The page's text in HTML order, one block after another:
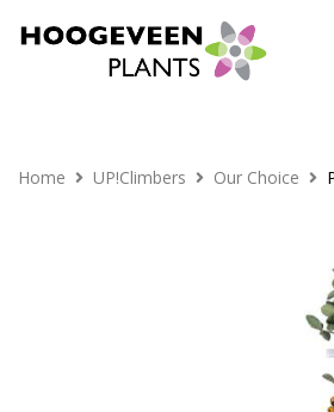
Home UP!Climbers Our Choice